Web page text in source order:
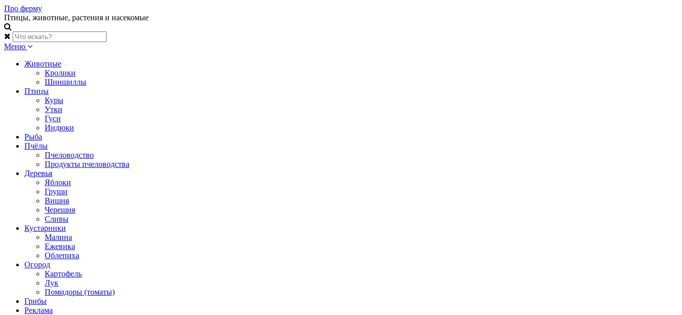
Skip
to
content
Про ферму
Птицы, животные, растения и насекомые
Меню
Животные
Кролики
Шиншиллы
Птицы
Куры
Утки
Гуси
Индюки
Рыба
Пчёлы
Пчеловодство
Продукты пчеловодства
Деревья
Яблоки
Груши
Вишня
Черешня
Сливы
Кустарники
Малина
Ежевика
Облепиха
Огород
Картофель
Лук
Помидоры (томаты)
Грибы
Реклама